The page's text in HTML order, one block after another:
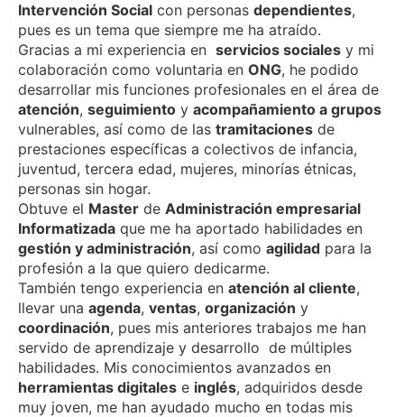
Intervención Social con personas dependientes,
pues es un tema que siempre me ha atraído.
Gracias a mi experiencia en servicios sociales y mi
colaboración como voluntaria en ONG, he podido
desarrollar mis funciones profesionales en el área de
atención, seguimiento y acompañamiento a grupos
vulnerables, así como de las tramitaciones de
prestaciones específicas a colectivos de infancia,
juventud, tercera edad, mujeres, minorías étnicas,
personas sin hogar.
Obtuve el Master de Administración empresarial
Informatizada que me ha aportado habilidades en
gestión y administración, así como agilidad para la
profesión a la que quiero dedicarme.
También tengo experiencia en atención al cliente,
llevar una agenda, ventas, organización y
coordinación, pues mis anteriores trabajos me han
servido de aprendizaje y desarrollo de múltiples
habilidades. Mis conocimientos avanzados en
herramientas digitales e inglés, adquiridos desde
muy joven, me han ayudado mucho en todas mis